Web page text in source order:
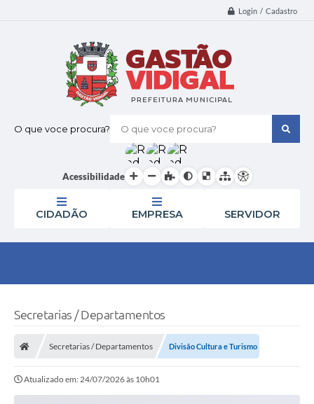
Login / Cadastro
O que voce procura?
Acessibilidade
CIDADÃO EMPRESA SERVIDOR
Secretarias / Departamentos
Secretarias / Departamentos Divisão Cultura e Turismo
Atualizado em: 24/07/2026 às 10h01